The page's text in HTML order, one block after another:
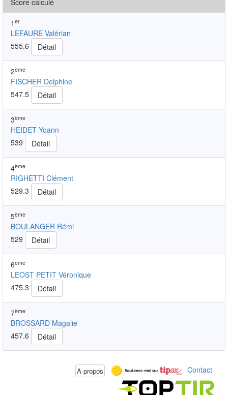
Score calculé
1 er
LEFAURE Valérian
555.6
Détail
2ème
FISCHER Delphine
547.5
Détail
3ème
HEIDET Yoann
539
Détail
4ème
RIGHETTI Clément
529.3
Détail
5ème
BOULANGER Rémi
529
Détail
6ème
LEOST PETIT Véronique
475.3
Détail
7ème
BROSSARD Magalie
457.6
Détail
A propos Contact